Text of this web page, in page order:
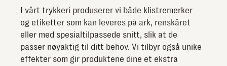
I vårt trykkeri produserer vi både klistremerker
og etiketter som kan leveres på ark, renskåret
eller med spesialtilpassede snitt, slik at de
passer nøyaktig til ditt behov. Vi tilbyr også unike
effekter som gir produktene dine et ekstra